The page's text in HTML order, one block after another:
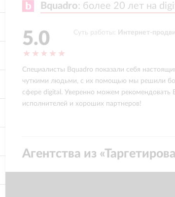
Bquadro: более 20 лет на
Bquadro: более 20 лет на
5.0 Суть работы: Интернет-
Специалисты Bquadro показали себя
чуткими людьми, с их помощью мы решили
сфере digital. Уверенно можем рекомендовать
исполнителей и хороших партнеров!
Агентства из «